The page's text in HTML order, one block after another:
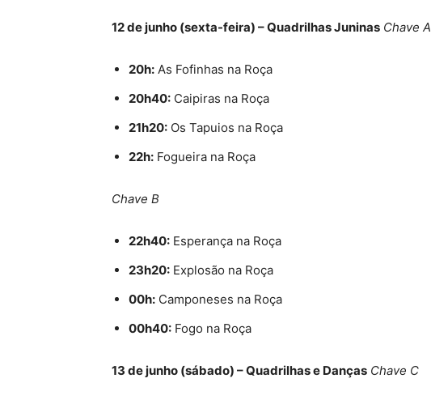
12 de junho (sexta-feira) – Quadrilhas Juninas Chave A
20h: As Fofinhas na Roça
20h40: Caipiras na Roça
21h20: Os Tapuios na Roça
22h: Fogueira na Roça
Chave B
22h40: Esperança na Roça
23h20: Explosão na Roça
00h: Camponeses na Roça
00h40: Fogo na Roça
13 de junho (sábado) – Quadrilhas e Danças Chave C